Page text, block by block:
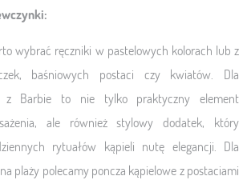
wybrać ręczniki w pastelowych kolorach lub z
baśniowych postaci czy kwiatów. Dla
z Barbie to nie tylko praktyczny element
ale również stylowy dodatek, który
rytuałów kąpieli nutę elegancji. Dla
plaży polecamy poncza kąpielowe z postaciami